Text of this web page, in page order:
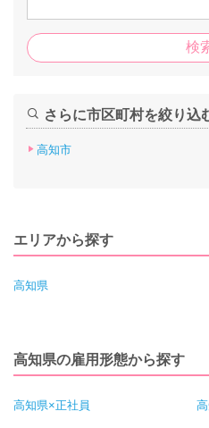
さらに市区町村を絞り込
高知市
エリアから探す
高知県
高知県の雇用形態から探す
高知県×正社員